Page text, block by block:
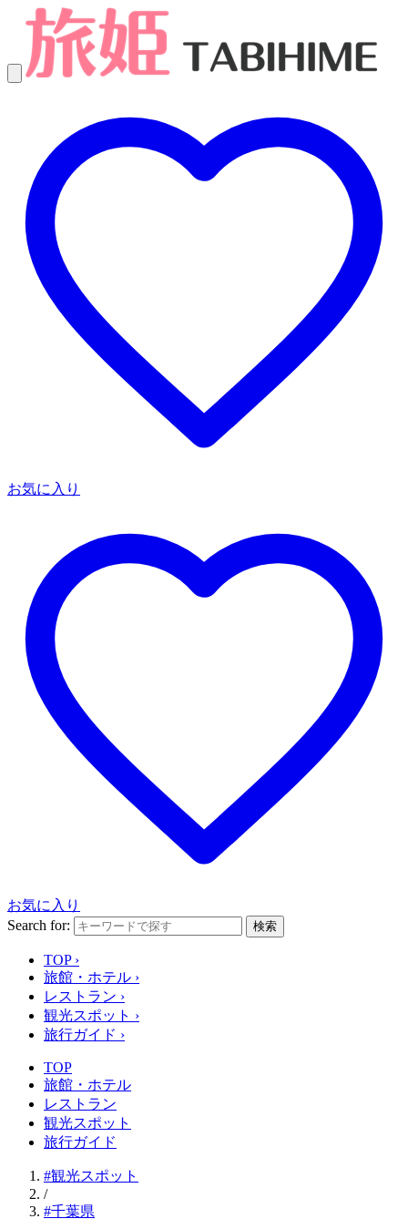
お気に入り
お気に入り
Search for:
検索
TOP ›
旅館・ホテル ›
レストラン ›
観光スポット ›
旅行ガイド ›
TOP
旅館・ホテル
レストラン
観光スポット
旅行ガイド
#観光スポット
/
#千葉県